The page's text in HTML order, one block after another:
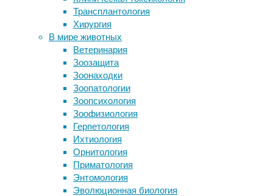
Трансплантология
Хирургия
В мире животных
Ветеринария
Зоозащита
Зоонаходки
Зоопатологии
Зоопсихология
Зоофизиология
Герпетология
Ихтиология
Орнитология
Приматология
Энтомология
Эволюционная биология
дети,
медицина,
метаболизм
Генетический
редактор
помог
восьмимесячному
ребёнку
справиться
тяжёлым
расстройством
обмена
веществ.
Создан беспроводной
кардиостимулятор
Ученые выяснили, почему дельфины
так любят кататься на волнах
Своя ноша не тянет: кинезио тейпы
вместо традиционного бандажа
Археологи нашли доколумбовые
каменные орудия обезьян
Следите за новостями